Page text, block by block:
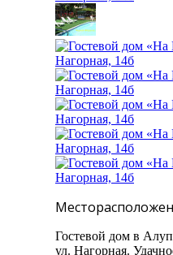
Гостевой дом в
ул. Нагорная.